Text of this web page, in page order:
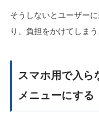
そうしないとユーザー
り、負担をかけてしまう
スマホ用で入ら
メニューにする